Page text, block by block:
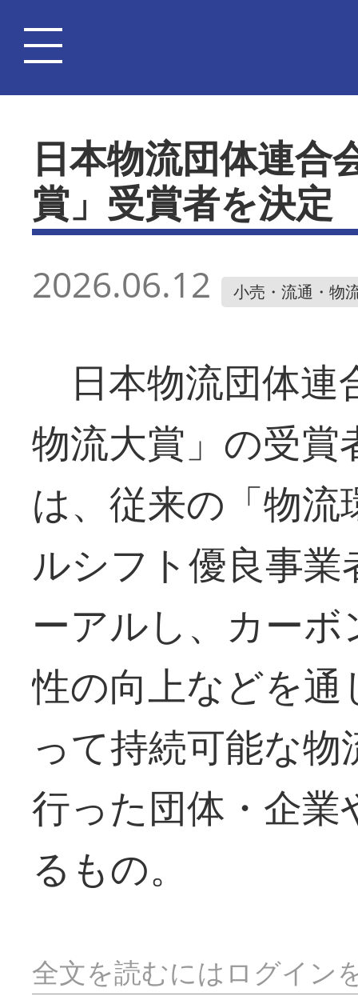
日本物流団体連
賞」受賞者を決定
2026.06.12 小売・流通・物
日本物流団体連
物流大賞」の受賞
は、従来の「物
ルシフト優良事
ーアルし、カー
性の向上などを
って持続可能な
行った団体・企
るもの。
全文を読むにはログイン